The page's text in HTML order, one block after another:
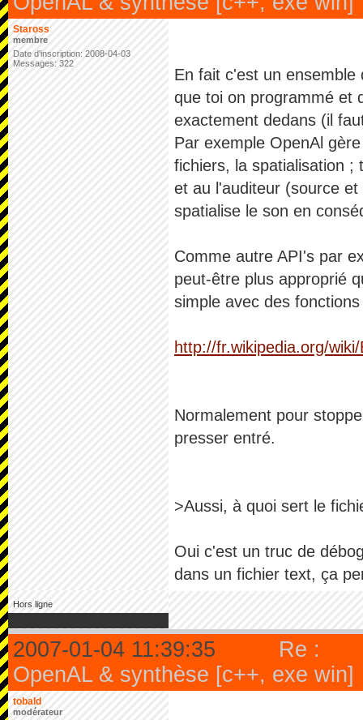
Staross
membre
Date d'inscription: 2008-04-03
Messages: 322
En fait c'est un
que toi on programmé et
exactement dedans (il
Par exemple OpenAl
fichiers, la spatialisation ;
et au l'auditeur (source
spatialise le son en
Comme autre API's par
peut-être plus approprié
simple avec des
http://fr.wikipedia.org/
Normalement pour
presser entré.
>Aussi, à quoi sert le
Oui c'est un truc de
dans un fichier text, ça
Hors ligne
2007-01-04 11:39:35
Re :
OpenAL & synthèse [c++, exe win]
tobald
modérateur